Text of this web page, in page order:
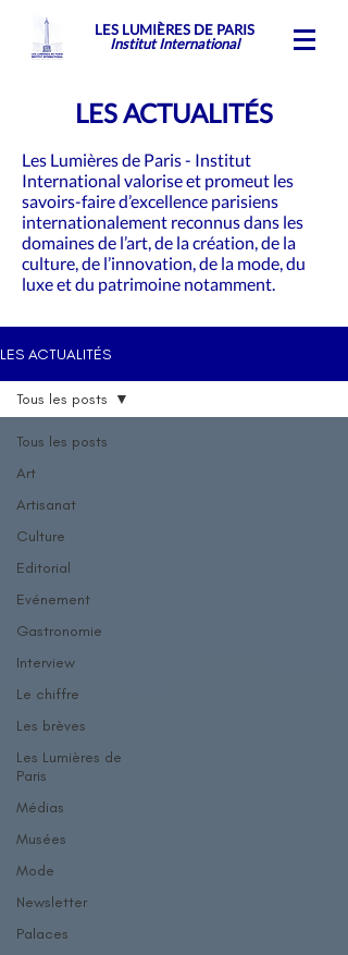
LES LUMIÈRES DE PARIS
Institut International
LES ACTUALITÉS
Les Lumières de Paris - Institut
International valorise et promeut les
savoirs-faire d’excellence parisiens
internationalement reconnus dans les
domaines de l’art, de la création, de la
culture, de l’innovation, de la mode, du
luxe et du patrimoine notamment.
LES ACTUALITÉS
Tous les posts
Art
Artisanat
Culture
Editorial
Evénement
Gastronomie
Interview
Le chiffre
Les brèves
Les Lumières de
Paris
Médias
Musées
Mode
Newsletter
Palaces
Tous les posts